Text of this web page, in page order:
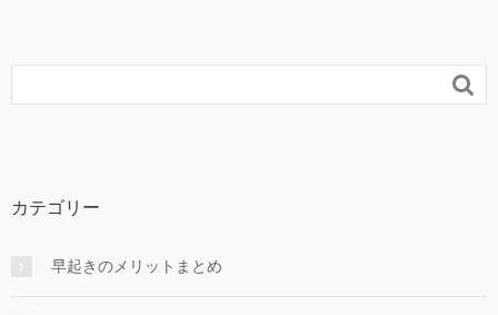

カテゴリー
早起きのメリットまとめ